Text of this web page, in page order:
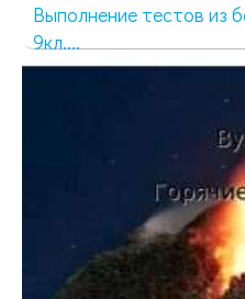
Выполнение тестов из
9кл....